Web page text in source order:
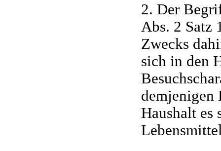
2. Der
Abs. 2 Satz
Zwecks
sich in den
demjenigen
Haushalt es